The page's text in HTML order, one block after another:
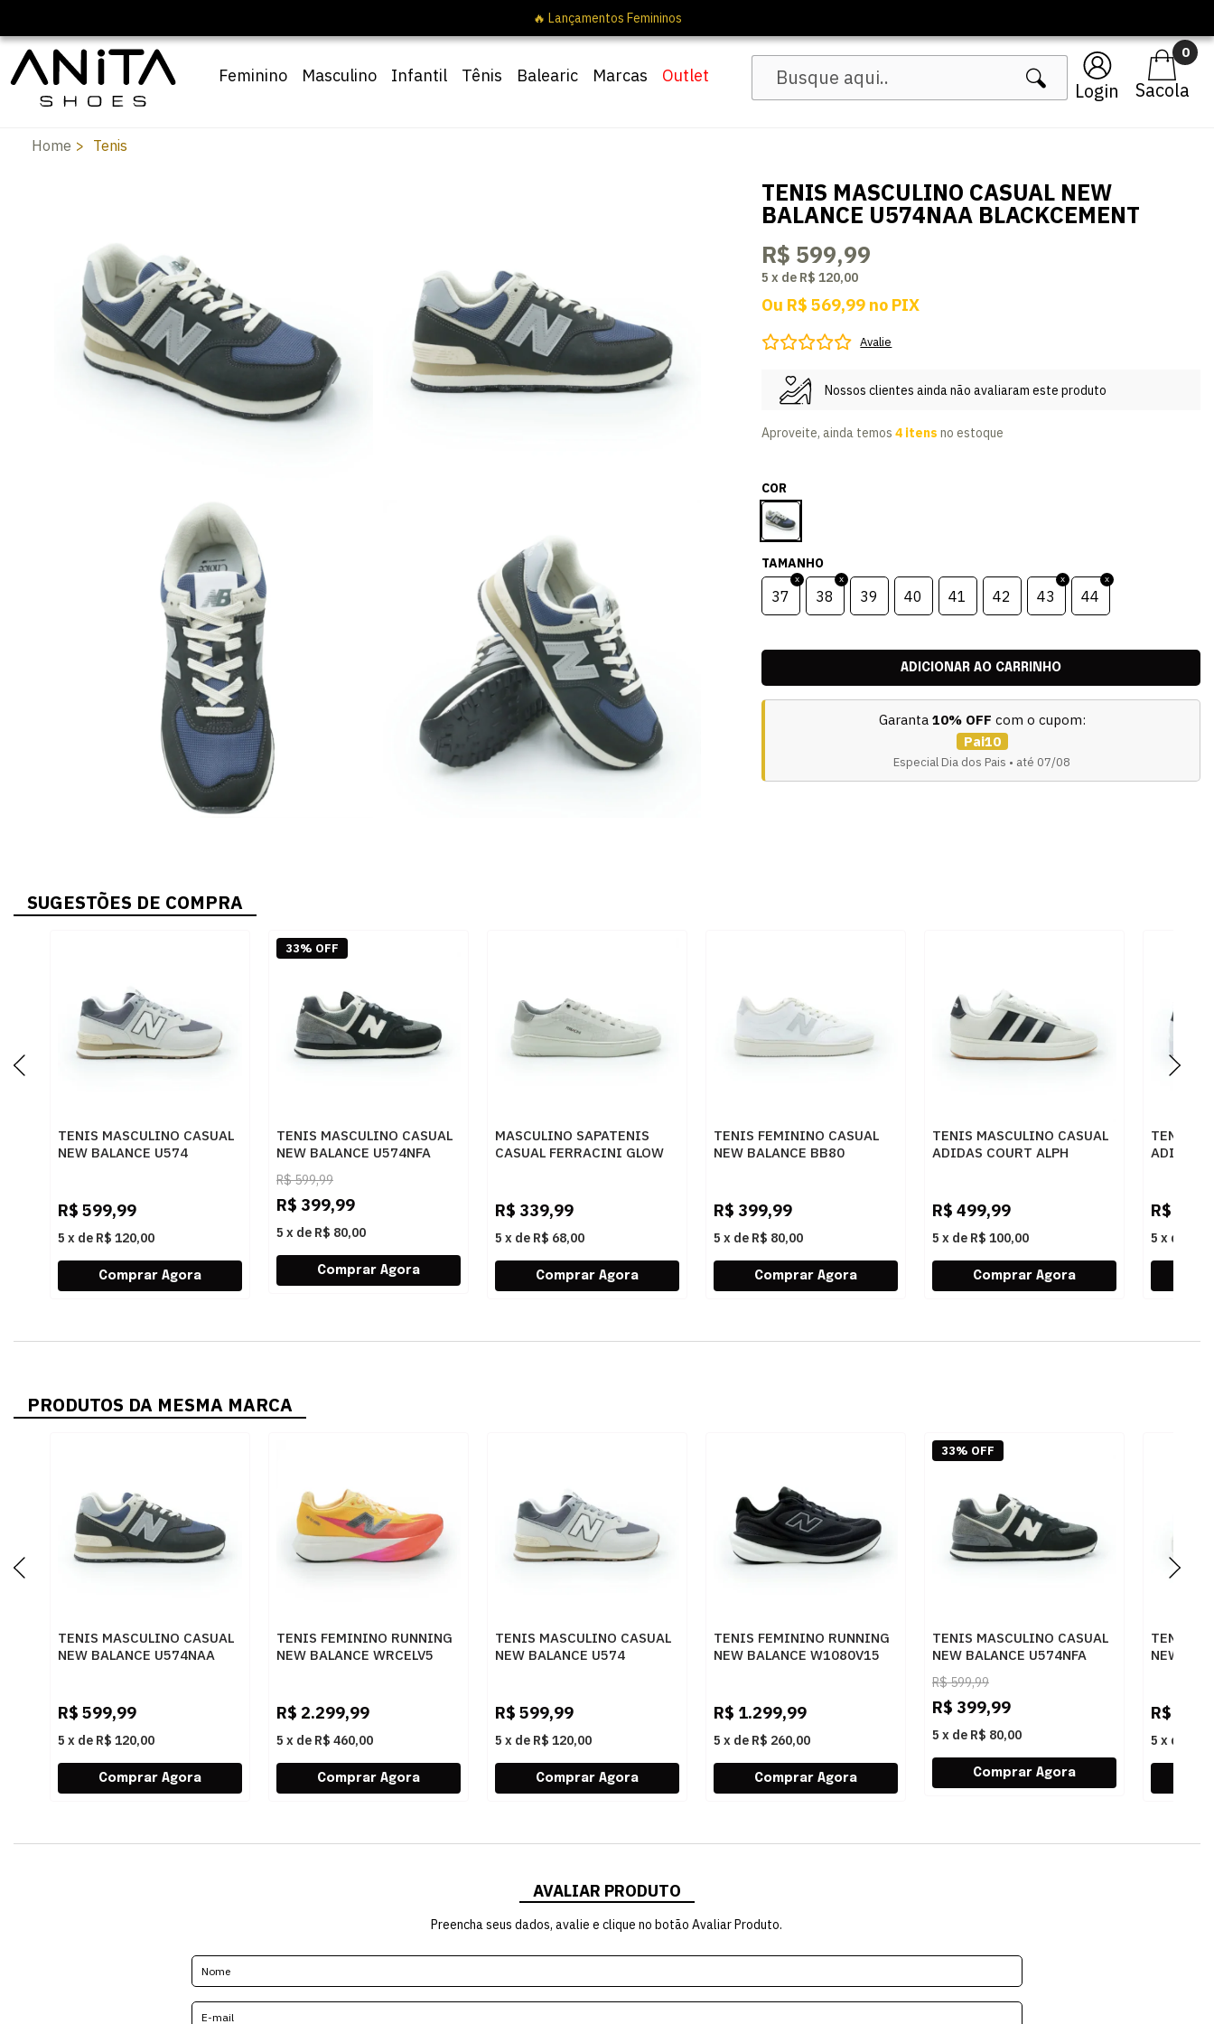
Login
0
Feminino Masculino Infantil Tênis Balearic Marcas Outlet
Home Tenis
TENIS MASCULINO CASUAL NEW
BALANCE U574NAA BLACKCEMENT
R$ 599,99
5 x de R$ 120,00
Ou R$ 569,99 no PIX
Avalie
Nossos clientes ainda não avaliaram este produto
Aproveite, ainda temos 4 itens no estoque
COR
TAMANHO
37 38 39 40 41 42 43 44
Garanta 10% OFF com o cupom:
Pai10
Especial Dia dos Pais • até 07/08
SUGESTÕES DE COMPRA
TENIS MASCULINO CASUAL
NEW BALANCE U574
R$ 599,99
5 x de R$ 120,00
TENIS MASCULINO CASUAL
NEW BALANCE U574NFA
BLACKBISQUE
R$599,99
R$ 399,99
5 x de R$ 80,00
33% OFF
MASCULINO SAPATENIS
CASUAL FERRACINI GLOW
R$ 339,99
5 x de R$ 68,00
TENIS FEMININO CASUAL
NEW BALANCE BB80
R$ 399,99
5 x de R$ 80,00
TENIS MASCULINO CASUAL
ADIDAS COURT ALPH
R$ 499,99
5 x de R$ 100,00
TENIS
ADIDAS
R$
5 x de
PRODUTOS DA MESMA MARCA
TENIS MASCULINO CASUAL
NEW BALANCE U574NAA
R$ 599,99
5 x de R$ 120,00
TENIS FEMININO RUNNING
NEW BALANCE WRCELV5
R$ 2.299,99
5 x de R$ 460,00
TENIS MASCULINO CASUAL
NEW BALANCE U574
R$ 599,99
5 x de R$ 120,00
TENIS FEMININO RUNNING
NEW BALANCE W1080V15
R$ 1.299,99
5 x de R$ 260,00
TENIS MASCULINO CASUAL
NEW BALANCE U574NFA
BLACKBISQUE
R$599,99
R$ 399,99
5 x de R$ 80,00
33% OFF
TENIS
NEW
R$
5 x de
AVALIAR PRODUTO
Preencha seus dados, avalie e clique no botão Avaliar Produto.